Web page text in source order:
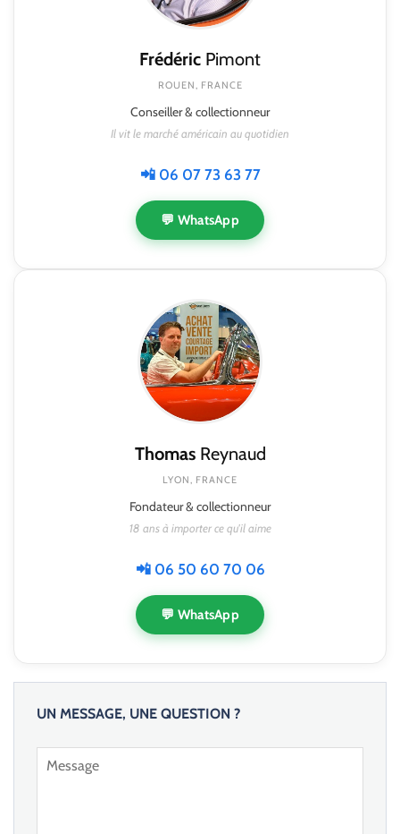
Frédéric Pimont
ROUEN, FRANCE
Conseiller & collectionneur
Il vit le marché américain au quotidien
📲 06 07 73 63 77
💬 WhatsApp
ThomasReynaud
LYON, FRANCE
Fondateur & collectionneur
18 ans à importer ce qu'il aime
📲 06 50 60 70 06
💬 WhatsApp
UN MESSAGE, UNE QUESTION ?